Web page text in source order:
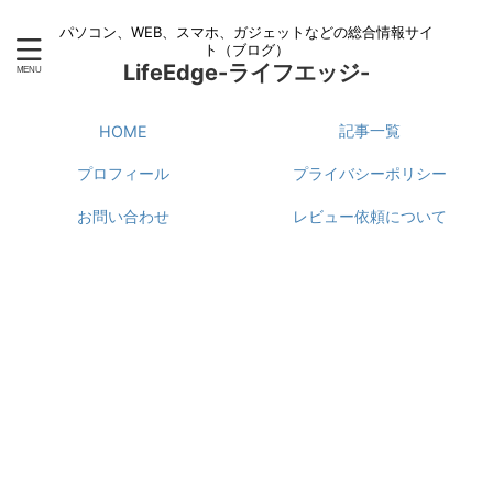
パソコン、WEB、スマホ、ガジェットなどの総合情報サイ
ト（ブログ）
LifeEdge-ライフエッジ-
HOME 記事一覧
プロフィール プライバシーポリシー
お問い合わせ レビュー依頼について